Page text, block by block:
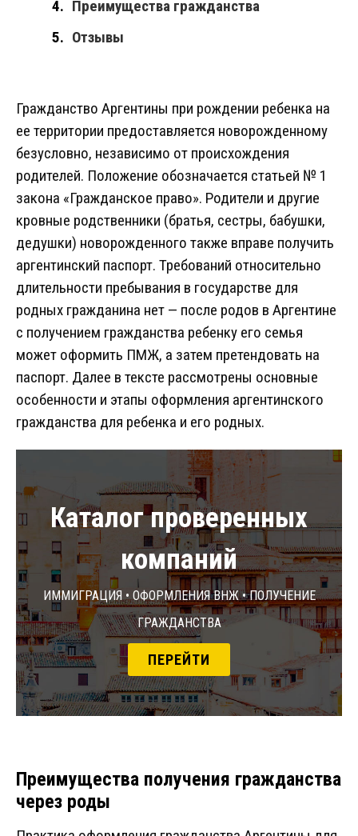
Преимущества гражданства
Отзывы
Гражданство Аргентины при рождении ребенка на
ее территории предоставляется новорожденному
безусловно, независимо от происхождения
родителей. Положение обозначается статьей № 1
закона «Гражданское право». Родители и другие
кровные родственники (братья, сестры, бабушки,
дедушки) новорожденного также вправе получить
аргентинский паспорт. Требований относительно
длительности пребывания в государстве для
родных гражданина нет — после родов в Аргентине
с получением гражданства ребенку его семья
может оформить ПМЖ, а затем претендовать на
паспорт. Далее в тексте рассмотрены основные
особенности и этапы оформления аргентинского
гражданства для ребенка и его родных.
Каталог проверенных
компаний
Иммиграция • Оформления ВНЖ • Получение
гражданства
ПЕРЕЙТИ
Преимущества получения гражданства
через роды